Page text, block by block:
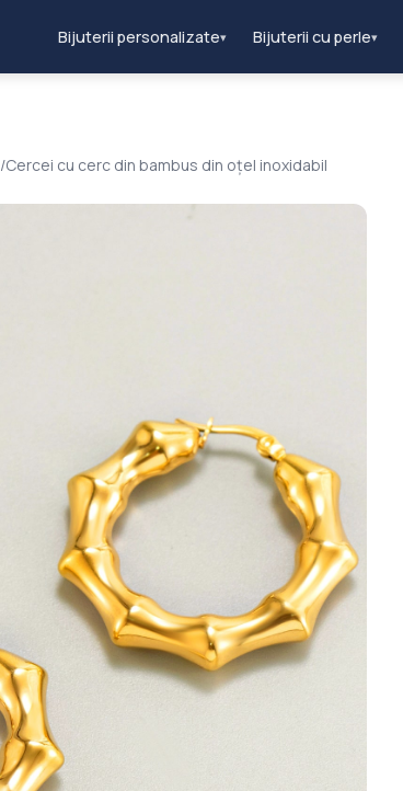
Bijuterii personalizate▾ Bijuterii cu perle▾
/Cercei cu cerc din bambus din oțel inoxidabil